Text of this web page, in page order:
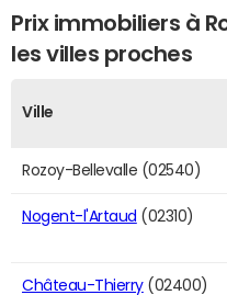
Prix immobiliers à
les villes proches
Ville
Rozoy-Bellevalle (02540)
Nogent-l'Artaud (02310)
Château-Thierry(02400)